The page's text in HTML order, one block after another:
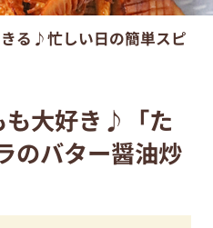
る♪忙しい日の簡単スピ
も大好き♪「た
のバター醤油炒